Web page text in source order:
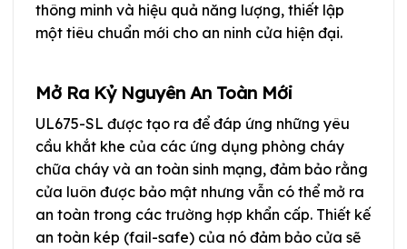
thông minh và hiệu quả năng lượng, thiết lập
một tiêu chuẩn mới cho an ninh cửa hiện đại.
Mở Ra Kỷ Nguyên An Toàn Mới
UL675-SL được tạo ra để đáp ứng những yêu
cầu khắt khe của các ứng dụng phòng cháy
chữa cháy và an toàn sinh mạng, đảm bảo rằng
cửa luôn được bảo mật nhưng vẫn có thể mở ra
an toàn trong các trường hợp khẩn cấp. Thiết kế
an toàn kép (fail-safe) của nó đảm bảo cửa sẽ